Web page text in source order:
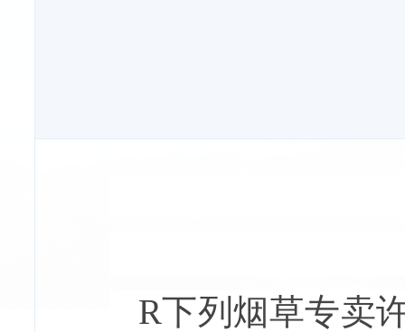
R下列烟草专卖